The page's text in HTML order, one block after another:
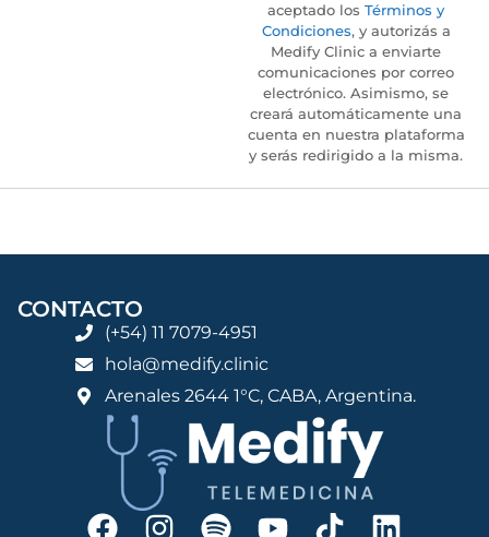
aceptado los Términos y
Condiciones, y autorizás a
Medify Clinic a enviarte
comunicaciones por correo
electrónico. Asimismo, se
creará automáticamente una
cuenta en nuestra plataforma
y serás redirigido a la misma.
CONTACTO
(+54) 11 7079-4951
hola@medify.clinic
Arenales 2644 1°C, CABA, Argentina.